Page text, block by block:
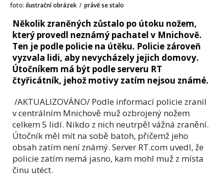
foto: ilustrační obrázek / právě se stalo
Několik zraněných zůstalo po útoku nožem,
který provedl neznámý pachatel v Mnichově.
Ten je podle policie na útěku. Policie zároveň
vyzvala lidi, aby nevycházely jejich domovy.
Útočníkem má být podle serveru RT
čtyřicátník, jehož motivy zatím nejsou známé.
/AKTUALIZOVÁNO/ Podle informací policie zranil
v centrálním Mnichově muž ozbrojený nožem
celkem 5 lidí. Nikdo z nich neutrpěl vážná zranění.
Útočník měl mít na sobě batoh, přičemž jeho
obsah zatím není známý. Server RT.com uvedl, že
policie zatím nemá jasno, kam mohl muž z místa
činu utéct.